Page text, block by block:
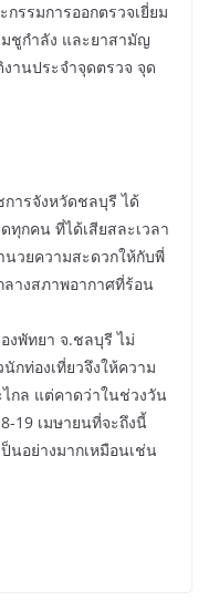
รรมการออกตรวจเยี่ยม
ชูกำลัง และยาสามัญ
านประจำจุดตรวจ จุด
ารจังหวัดชลบุรี ได้
กคน ที่ได้เสียสละเวลา
วยความสะดวกให้กับพี่
างสภาพอากาศที่ร้อน
งพัทยา จ.ชลบุรี ไม่
กท่องเที่ยวจึงให้ความ
ไกล แต่คาดว่าในช่วงวัน
19 เมษายนที่จะถึงนี้
นอย่างมากเหมือนเช่น